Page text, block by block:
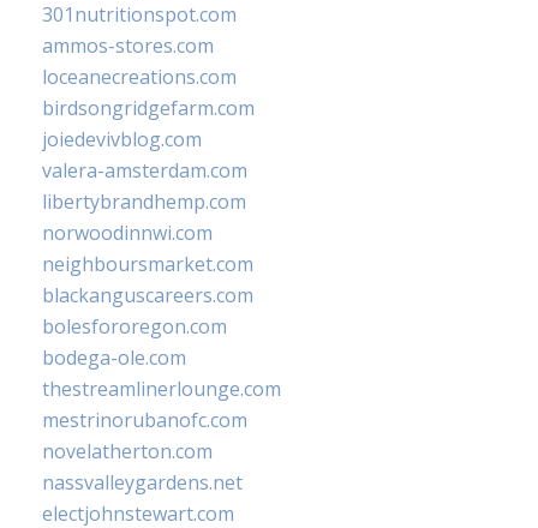
301nutritionspot.com
ammos-stores.com
loceanecreations.com
birdsongridgefarm.com
joiedevivblog.com
valera-amsterdam.com
libertybrandhemp.com
norwoodinnwi.com
neighboursmarket.com
blackanguscareers.com
bolesfororegon.com
bodega-ole.com
thestreamlinerlounge.com
mestrinorubanofc.com
novelatherton.com
nassvalleygardens.net
electjohnstewart.com